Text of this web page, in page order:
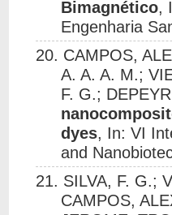
Bimagnético,
Engenharia
20. CAMPOS,
A. A. A. M.;
F. G.;
dyes, In: VI
and
21. SILVA, F. G.;
CAMPOS,